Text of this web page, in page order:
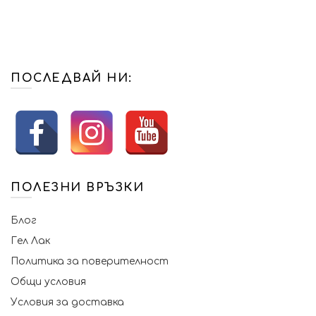
ПОСЛЕДВАЙ НИ:
ПОЛЕЗНИ ВРЪЗКИ
Блог
Гел Лак
Политика за поверителност
Общи условия
Условия за доставка